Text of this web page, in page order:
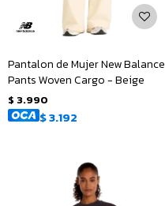
Pantalon de Mujer New Balance
Pants Woven Cargo - Beige
$ 3.990
$3.192